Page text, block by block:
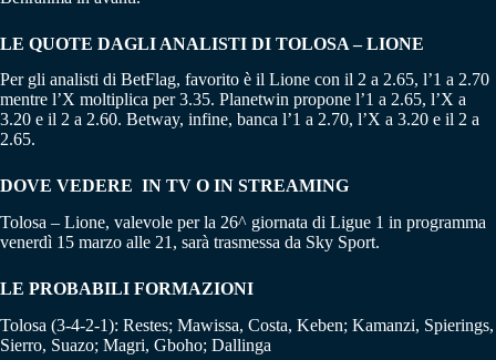
LE QUOTE DAGLI ANALISTI DI TOLOSA – LIONE
Per gli analisti di BetFlag, favorito è il Lione con il 2 a 2.65, l’1 a 2.70
mentre l’X moltiplica per 3.35. Planetwin propone l’1 a 2.65, l’X a
3.20 e il 2 a 2.60. Betway, infine, banca l’1 a 2.70, l’X a 3.20 e il 2 a
2.65.
DOVE VEDERE IN TV O IN STREAMING
Tolosa – Lione, valevole per la 26^ giornata di Ligue 1 in programma
venerdì 15 marzo alle 21, sarà trasmessa da Sky Sport.
LE PROBABILI FORMAZIONI
Tolosa (3-4-2-1): Restes; Mawissa, Costa, Keben; Kamanzi, Spierings,
Sierro, Suazo; Magri, Gboho; Dallinga